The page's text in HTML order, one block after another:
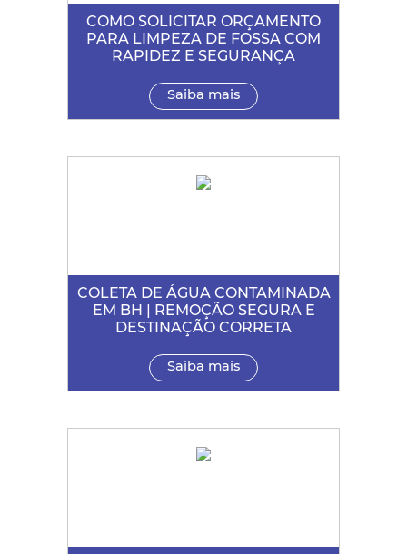
COMO SOLICITAR ORÇAMENTO
PARA LIMPEZA DE FOSSA COM
RAPIDEZ E SEGURANÇA
Saiba mais
COLETA DE ÁGUA CONTAMINADA
EM BH | REMOÇÃO SEGURA E
DESTINAÇÃO CORRETA
Saiba mais